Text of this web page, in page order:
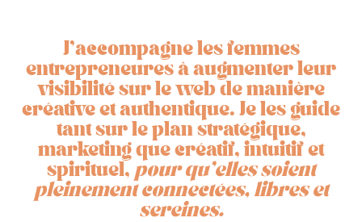
J'accompagne les femmes
entrepreneures à augmenter leur
visibilité sur le web de manière
créative et authentique. Je les guide
tant sur le plan stratégique,
marketing que créatif, intuitif et
spirituel, pour qu’elles soient
pleinement connectées, libres et
sereines.